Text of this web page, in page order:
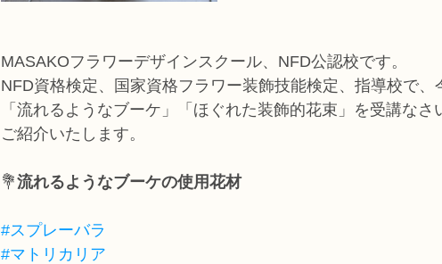
MASAKOフラワーデザインスクール、NFD公認校です。
NFD資格検定、国家資格フラワー装飾技能検定、指導校で
「流れるようなブーケ」「ほぐれた装飾的花束」を受講な
ご紹介いたします。
💐流れるようなブーケの使用花材
#スプレーバラ
#マトリカリア